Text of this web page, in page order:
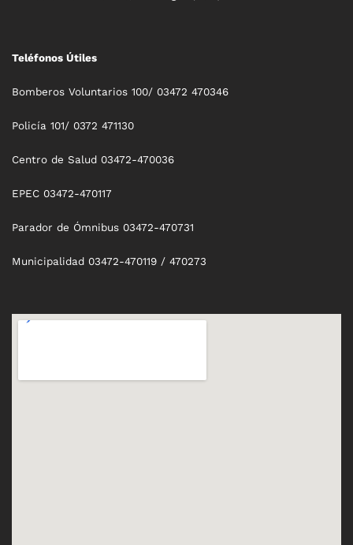
Teléfonos Útiles
Bomberos Voluntarios 100/ 03472 470346
Policía 101/ 0372 471130
Centro de Salud 03472-470036
EPEC 03472-470117
Parador de Ómnibus 03472-470731
Municipalidad 03472-470119 / 470273